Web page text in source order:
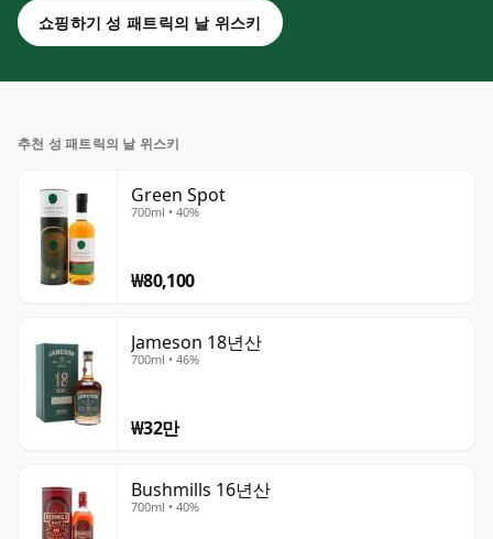
쇼핑하기 성 패트릭의 날 위스키
추천 성 패트릭의 날 위스키
Green Spot
700ml • 40%
₩80,100
Jameson 18년산
700ml • 46%
₩32만
Bushmills 16년산
700ml • 40%